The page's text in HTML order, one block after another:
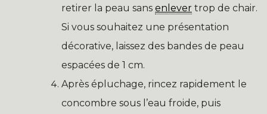
retirer la peau sans enlever trop de chair.
Si vous souhaitez une présentation
décorative, laissez des bandes de peau
espacées de 1 cm.
Après épluchage, rincez rapidement le
concombre sous l’eau froide, puis